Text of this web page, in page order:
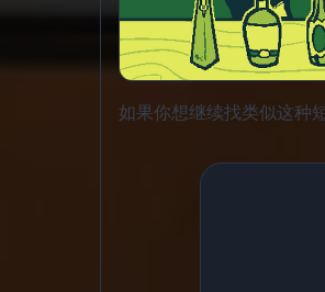
如果你想继续找类似这种